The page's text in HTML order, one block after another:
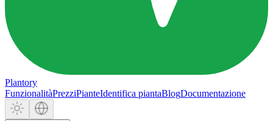
Plantory
FunzionalitàPrezziPianteIdentifica piantaBlogDocumentazione